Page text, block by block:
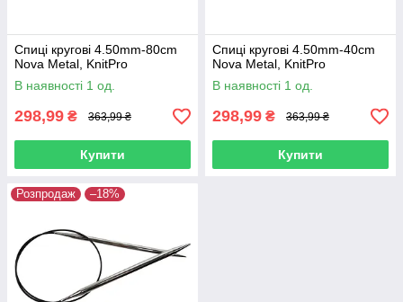
Спиці кругові 4.50mm-80cm
Nova Metal, KnitPro
В наявності 1 од.
298,99 ₴ 363,99 ₴
Купити
Спиці кругові 4.50mm-40cm
Nova Metal, KnitPro
В наявності 1 од.
298,99 ₴ 363,99 ₴
Купити
Розпродаж –18%